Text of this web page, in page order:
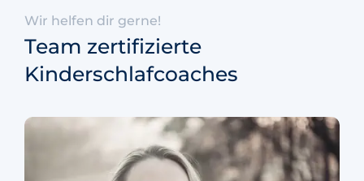
Wir helfen dir gerne!
Team zertifizierte
Kinderschlafcoaches